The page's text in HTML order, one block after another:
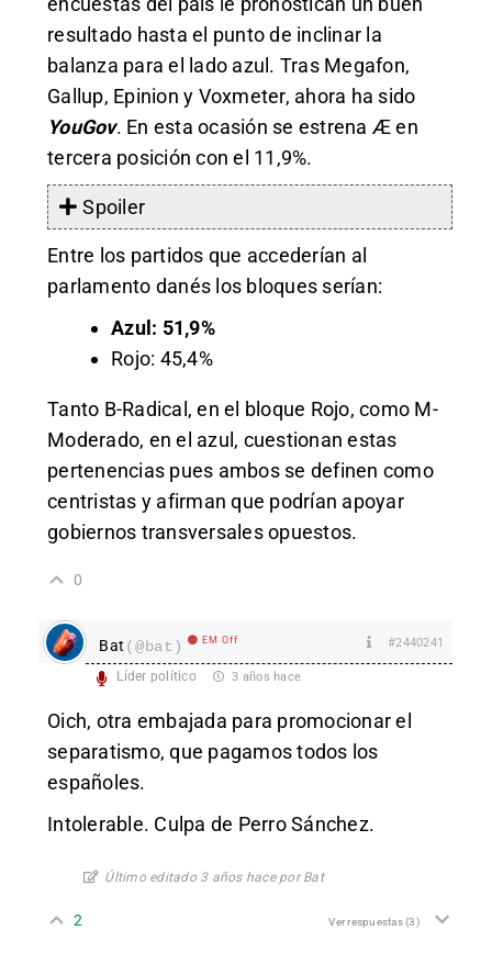
resultado hasta el punto de inclinar la
balanza para el lado azul. Tras Megafon,
Gallup, Epinion y Voxmeter, ahora ha sido
YouGov. En esta ocasión se estrena Æ en
tercera posición con el 11,9%.
Spoiler
Entre los partidos que accederían al
parlamento danés los bloques serían:
Azul: 51,9%
Rojo: 45,4%
Tanto B-Radical, en el bloque Rojo, como M-
Moderado, en el azul, cuestionan estas
pertenencias pues ambos se definen como
centristas y afirman que podrían apoyar
gobiernos transversales opuestos.
0
Bat (@bat) EM Off #2440241
Líder político 3 años hace
Oich, otra embajada para promocionar el
separatismo, que pagamos todos los
españoles.
Intolerable. Culpa de Perro Sánchez.
Último editado 3 años hace por Bat
2 Ver respuestas(3)